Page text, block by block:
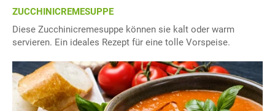
ZUCCHINICREMESUPPE
Diese Zucchinicremesuppe können sie kalt oder warm
servieren. Ein ideales Rezept für eine tolle Vorspeise.